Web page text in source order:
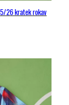
26 kratek rokav